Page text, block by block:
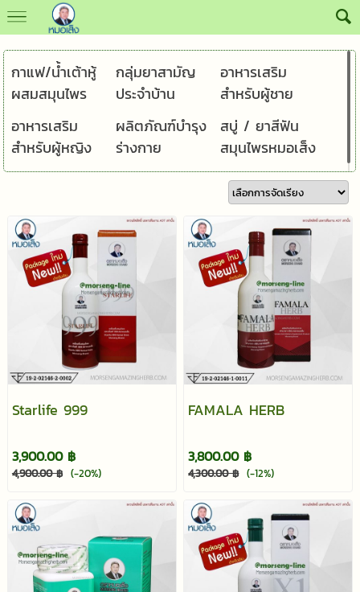
กาแฟ/น้ำเต้าหู้
ผสมสมุนไพร
กลุ่มยาสามัญ
ประจำบ้าน
อาหารเสริม
สำหรับผู้ชาย
อาหารเสริม
สำหรับผู้หญิง
ผลิตภัณฑ์บำรุง
ร่างกาย
สบู่ / ยาสีฟัน
สมุนไพรหมอเส็ง
Starlife 999
3,900.00 ฿
4,900.00 ฿ (-20%)
FAMALA HERB
3,800.00 ฿
4,300.00 ฿ (-12%)